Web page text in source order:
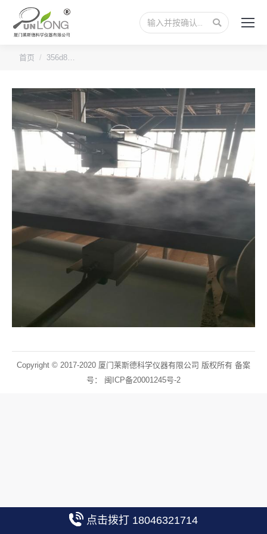
搜
索：
您的位置：
首页 356d8…
Copyright © 2017-2020 厦门莱斯德科学仪器有限公司 版权所有 备案
号： 闽ICP备20001245号-2
点击拨打 18046321714